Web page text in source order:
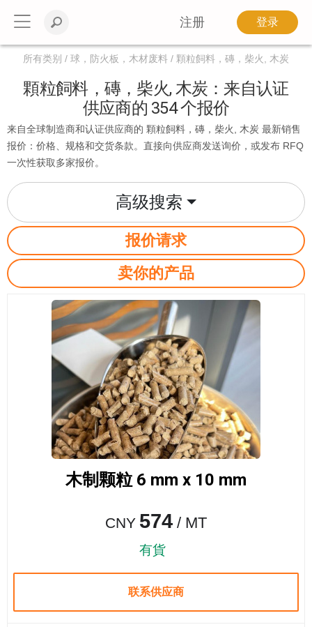
注册 登录
所有类别 球，防火板，木材废料 顆粒飼料，磚，柴火, 木炭
顆粒飼料，磚，柴火, 木炭：来自认证
供应商的 354 个报价
来自全球制造商和认证供应商的 顆粒飼料，磚，柴火, 木炭 最新销售
报价：价格、规格和交货条款。直接向供应商发送询价，或发布 RFQ
一次性获取多家报价。
高级搜索
报价请求
卖你的产品
木制颗粒 6 mm x 10 mm
CNY 574 / MT
有貨
联系供应商